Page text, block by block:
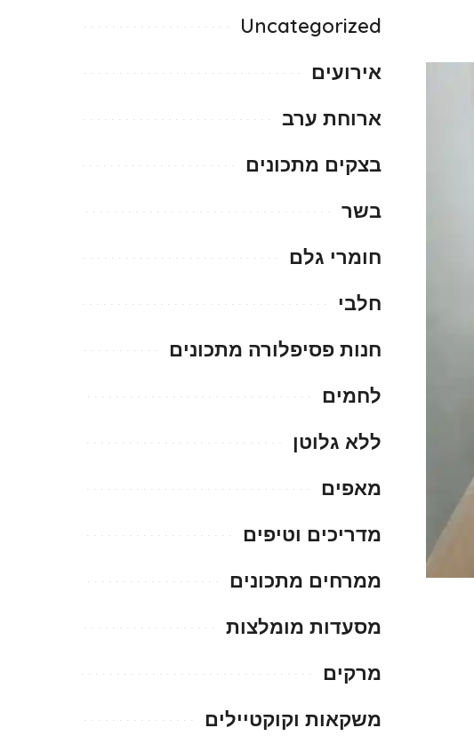
Uncategorized
אירועים
ארוחת ערב
בצקים מתכונים
בשר
חומרי גלם
חלבי
חנות פסיפלורה מתכונים
לחמים
ללא גלוטן
מאפים
מדריכים וטיפים
ממרחים מתכונים
מסעדות מומלצות
מרקים
משקאות וקוקטיילים